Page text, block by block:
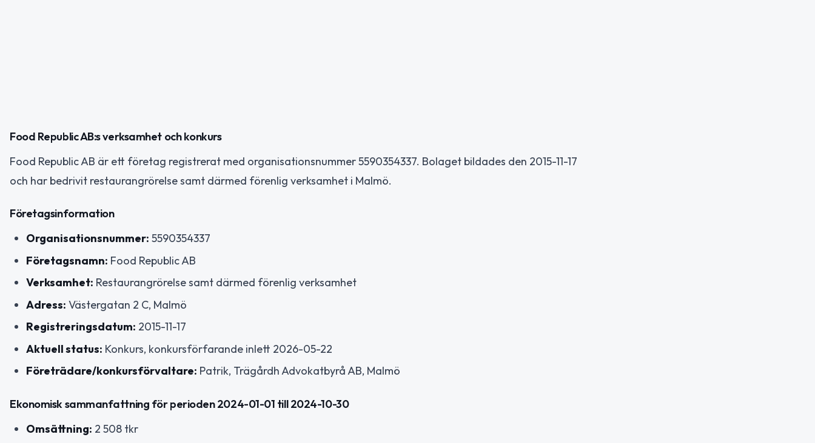
Food Republic AB:s verksamhet och konkurs
Food Republic AB är ett företag registrerat med organisationsnummer 5590354337. Bolaget bildades den 2015-11-17
och har bedrivit restaurangrörelse samt därmed förenlig verksamhet i Malmö.
Företagsinformation
Organisationsnummer: 5590354337
Företagsnamn: Food Republic AB
Verksamhet: Restaurangrörelse samt därmed förenlig verksamhet
Adress: Västergatan 2 C, Malmö
Registreringsdatum: 2015-11-17
Aktuell status: Konkurs, konkursförfarande inlett 2026-05-22
Företrädare/konkursförvaltare: Patrik, Trägårdh Advokatbyrå AB, Malmö
Ekonomisk sammanfattning för perioden 2024-01-01 till 2024-10-30
Omsättning: 2 508 tkr